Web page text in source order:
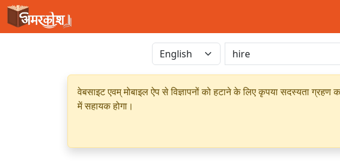
वेबसाइट एवम् मोबाइल ऐप से विज्ञापनों को हटाने के लिए कृपया सदस्यता
में सहायक होगा।